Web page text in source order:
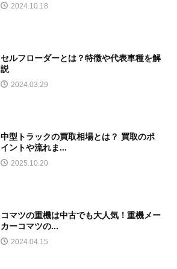
2024.10.18
セルフローダーとは？特徴や代表車種を解
説
2024.03.29
中型トラックの買取相場とは？ 買取のポ
イントや流れま...
2025.10.20
コマツの重機は中古でも大人気！重機メー
カーコマツの...
2024.04.15